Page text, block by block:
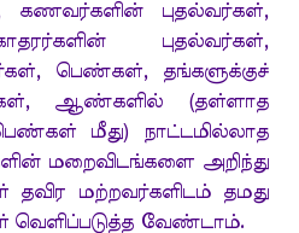
கணவர்களின் புதல்வர்கள்,
புதல்வர்கள்,
பெண்கள், தங்களுக்குச்
ஆண்களில் (தள்ளாத
மீது) நாட்டமில்லாத
மறைவிடங்களை அறிந்து
மற்றவர்களிடம் தமது
வேண்டாம்.